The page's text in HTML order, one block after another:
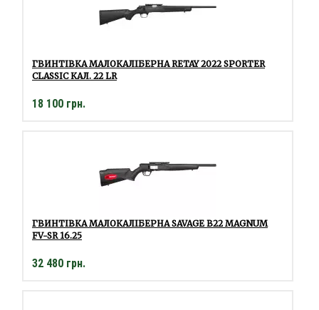
ГВИНТІВКА МАЛОКАЛІБЕРНА RETAY 2022 SPORTER
CLASSIC КАЛ. 22 LR
18 100 грн.
ГВИНТІВКА МАЛОКАЛІБЕРНА SAVAGE B22 MAGNUM
FV-SR 16.25
32 480 грн.